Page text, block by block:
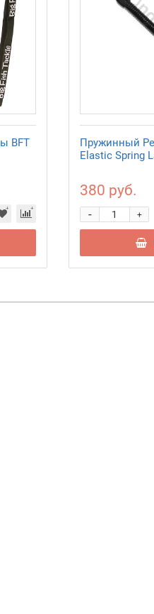
BFT
Пружинный
Elastic Spring
380 руб.
+
-